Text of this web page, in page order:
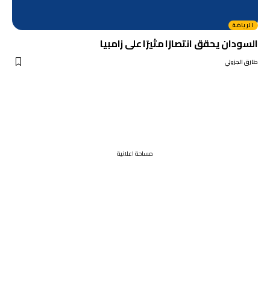
الرياضة
السودان يحقق انتصارًا مثيرًا على زامبيا
طارق الجزولي
مساحة اعلانية